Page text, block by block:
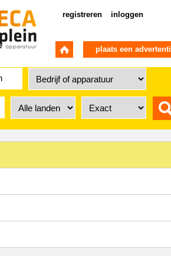
registreren inloggen
plaats een